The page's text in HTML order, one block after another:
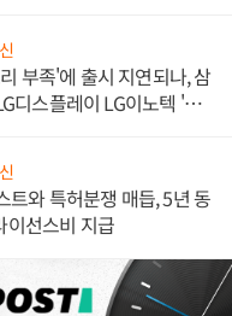
부족'에 출시 지연되나, 삼
디스플레이 LG이노텍 '탈
트와 특허분쟁 매듭, 5년 동
이선스비 지급